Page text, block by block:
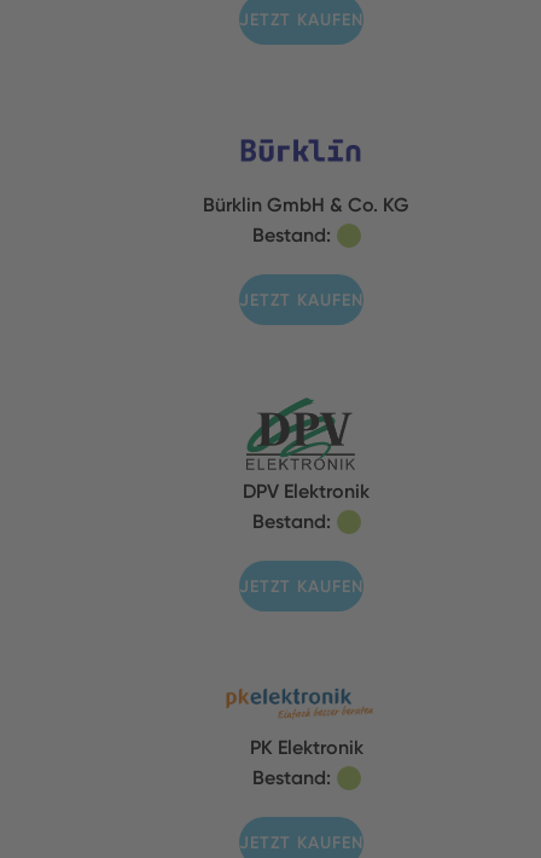
JETZT KAUFEN
Bürklin GmbH & Co. KG
Bestand:
JETZT KAUFEN
DPV Elektronik
Bestand:
JETZT KAUFEN
PK Elektronik
Bestand:
JETZT KAUFEN